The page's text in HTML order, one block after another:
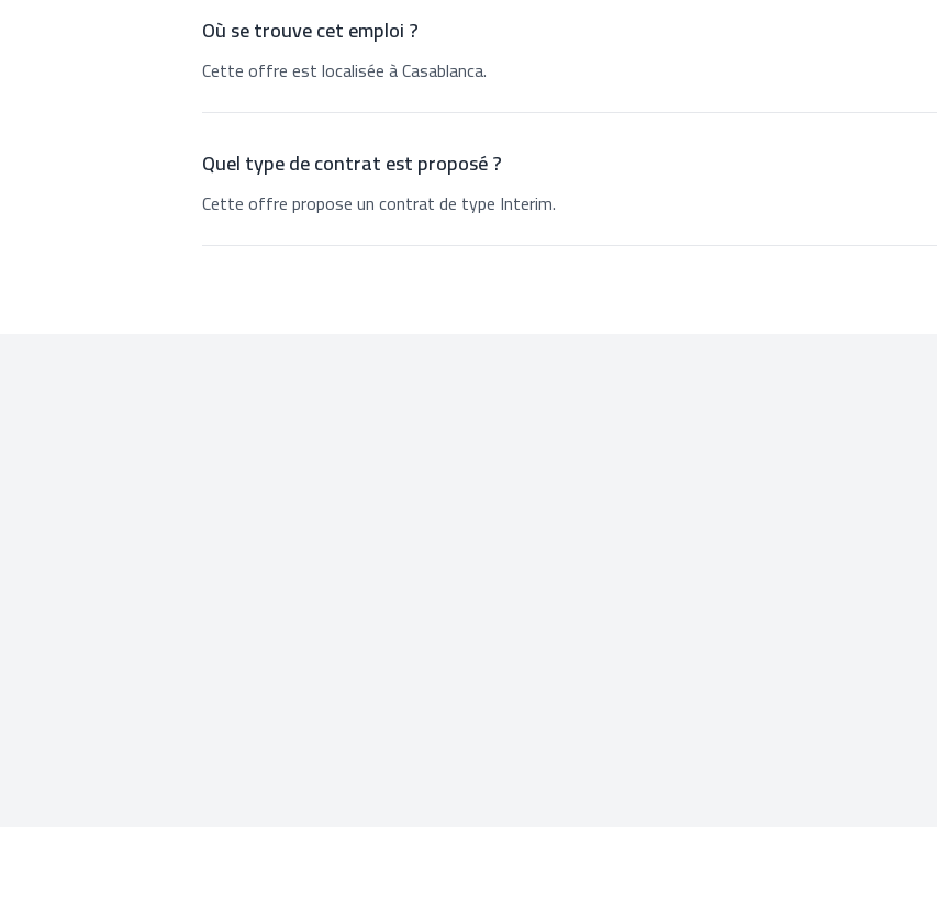
Où se trouve cet emploi ?
Cette offre est localisée à Casablanca.
Quel type de contrat est proposé ?
Cette offre propose un contrat de type Interim.